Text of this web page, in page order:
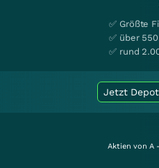
✅ Größte
✅ über
✅ rund
Jetzt
Aktien von A